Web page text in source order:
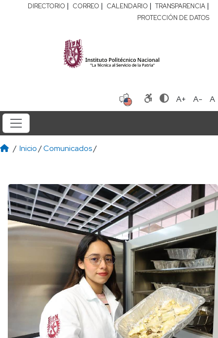
DIRECTORIO | CORREO | CALENDARIO | TRANSPARENCIA |
PROTECCIÓN DE DATOS
A+ A- A
/ Inicio/Comunicados/